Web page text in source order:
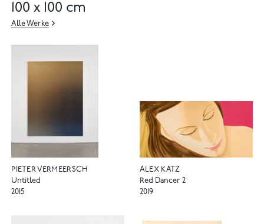
100 x 100 cm
Alle Werke
PIETER VERMEERSCH
Untitled
2015
ALEX KATZ
Red Dancer 2
2019